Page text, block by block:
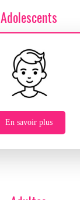
Adolescents
En savoir plus